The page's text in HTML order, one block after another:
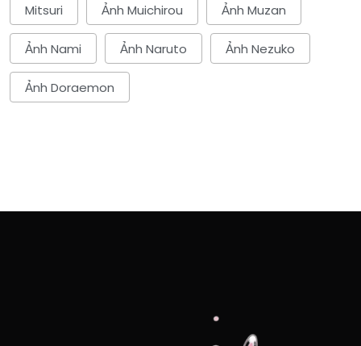
Mitsuri Ảnh Muichirou Ảnh Muzan
Ảnh Nami Ảnh Naruto Ảnh Nezuko
Ảnh Doraemon